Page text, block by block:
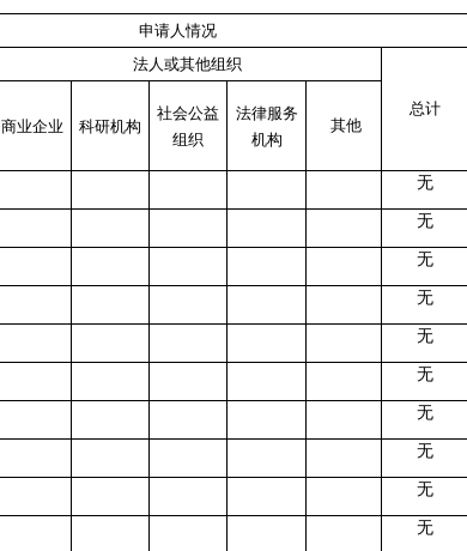
申请人情况
法人或其他组织
总计
商业企业
科研机构
社会公益
组织
法律服务
机构
其他
无
无
无
无
无
无
无
无
无
无